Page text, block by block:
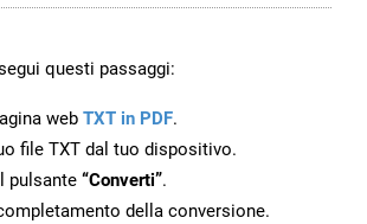
questi passaggi:
web TXT in PDF.
file TXT dal tuo dispositivo.
pulsante “Converti”.
della conversione.